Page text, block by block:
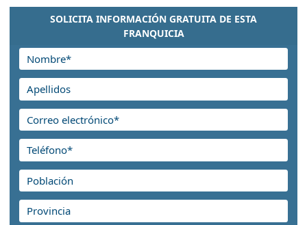
SOLICITA INFORMACIÓN GRATUITA DE ESTA
FRANQUICIA